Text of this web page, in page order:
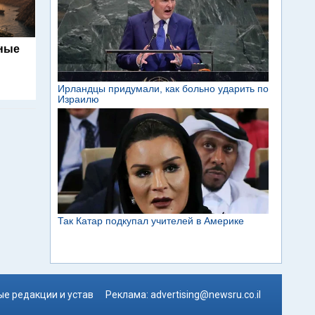
редакции и устав Реклама: advertising@newsru.co.il